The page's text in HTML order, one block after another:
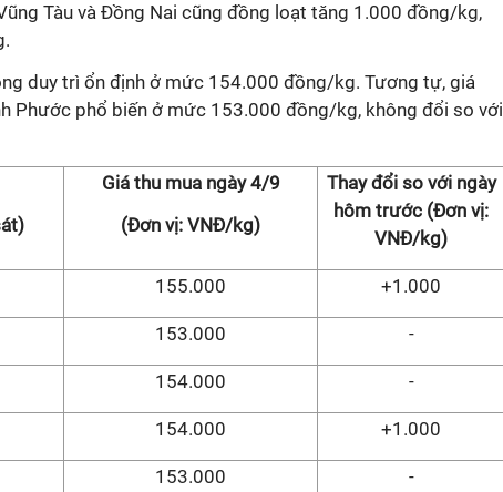
Tàu và Đồng Nai cũng đồng loạt tăng 1.000 đồng/kg,
duy trì ổn định ở mức 154.000 đồng/kg. Tương tự, giá
Phước phổ biến ở mức 153.000 đồng/kg, không đổi so với
Giá thu mua ngày 4/9
(Đơn vị: VNĐ/kg)
Thay đổi so với ngày
hôm trước (Đơn vị:
VNĐ/kg)
155.000 +1.000
153.000 -
154.000 -
154.000 +1.000
153.000 -